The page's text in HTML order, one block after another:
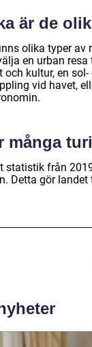
är de
olika typer av
en urban
och kultur, en
vid havet,
många
statistik från
Detta gör